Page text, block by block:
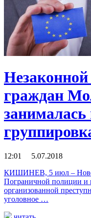
граждан
занималась
12:01 5.07.2018
КИШИНЕВ, 5 июл –
Пограничной полиции и
организованной
уголовное …